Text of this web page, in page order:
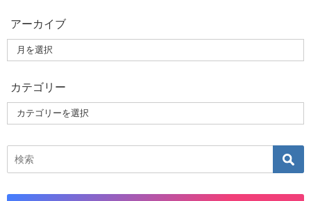
アーカイブ
カテゴリー